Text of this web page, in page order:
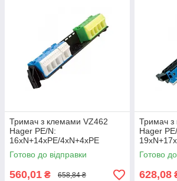
Тримач з клемами VZ462
Hager PE/N:
16xN+14xPE/4xN+4xPE
Готово до відправки
560,01 ₴ 658,84 ₴
Тримач з
Hager
Готово
628,08